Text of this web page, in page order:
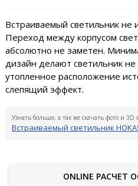
Встраиваемый светильник не
Переход между корпусом
абсолютно не заметен.
дизайн делают светильник
утопленное расположение
слепящий эффект.
Узнать больше, а так же скачать фото и 3D
Встраиваемый светильник
ONLINE РАСЧЕТ